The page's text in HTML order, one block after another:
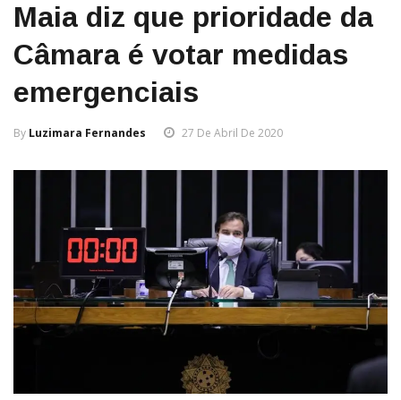
Maia diz que prioridade da
Câmara é votar medidas
emergenciais
By Luzimara Fernandes 27 De Abril De 2020